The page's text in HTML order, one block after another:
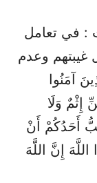
: في تعامل
غيبتهم وعدم
آمَنُوا
إِثْمٌ وَلَا
أَحَدُكُمْ أَنْ
إِنَّ اللَّهَ